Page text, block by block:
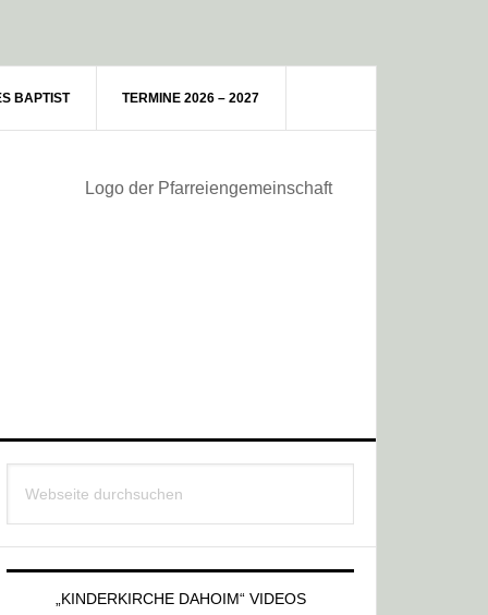
BAPTIST TERMINE 2026 – 2027
Haupt-
Sidebar
durchsuchen
„KINDERKIRCHE DAHOIM“ VIDEOS